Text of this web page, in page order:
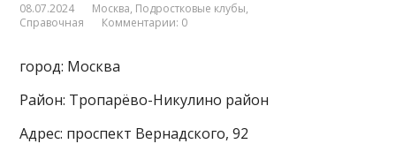
08.07.2024 Москва, Подростковые клубы,
Справочная
Комментарии: 0
город: Москва
Район: Тропарёво-Никулино район
Адрес: проспект Вернадского, 92